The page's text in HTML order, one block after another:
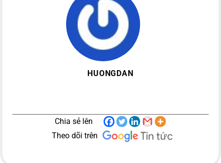
HUONGDAN
Chia sẻ lên
Theo dõi trên